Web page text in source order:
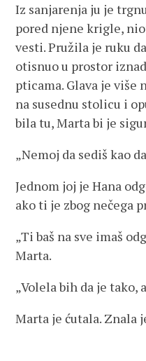
Iz sanjarenja ju je
pored njene krigle,
vesti. Pružila je ruku
otisnuo u prostor
pticama. Glava je više
na susednu stolicu i
bila tu, Marta bi je
„Nemoj da sediš kao
Jednom joj je Hana
ako ti je zbog nečega
„Ti baš na sve imaš
Marta.
„Volela bih da je tako,
Marta je ćutala. Znala